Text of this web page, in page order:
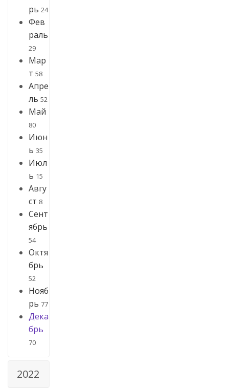
рь 24
Фев
раль
29
Мар
т 58
Апре
ль 52
Май
80
Июн
ь 35
Июл
ь 15
Авгу
ст 8
Сент
ябрь
54
Октя
брь
52
Нояб
рь 77
Дека
брь
70
2022